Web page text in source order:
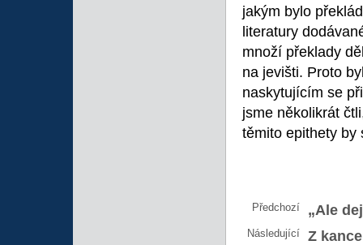
jakým bylo
literatury
množí překlady
na jevišti. Proto
naskytujícím se
jsme několikrát
těmito epithety by
Předchozí „Ale
Následující Z